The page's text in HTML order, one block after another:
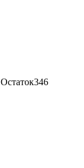
Остаток346